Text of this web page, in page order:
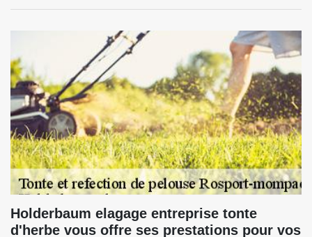
Holderbaum elagage entreprise tonte
d'herbe vous offre ses prestations pour vos